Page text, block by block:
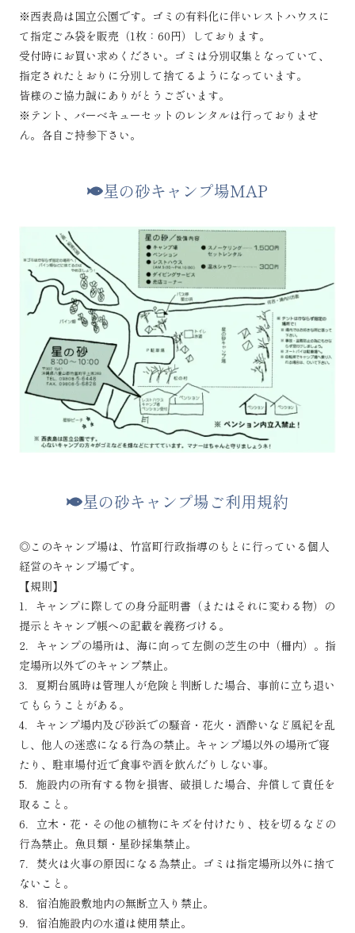
※西表島は国立公園です。ゴミの有料化に伴いレストハウスに
て指定ごみ袋を販売（1枚：60円）しております。
受付時にお買い求めください。ゴミは分別収集となっていて、
指定されたとおりに分別して捨てるようになっています。
皆様のご協力誠にありがとうございます。
※テント、バーベキューセットのレンタルは行っておりませ
ん。各自ご持参下さい。
星の砂キャンプ場MAP
星の砂キャンプ場ご利用規約
◎このキャンプ場は、竹富町行政指導のもとに行っている個人
経営のキャンプ場です。
【規則】
1．キャンプに際しての身分証明書（またはそれに変わる物）の
提示とキャンプ帳への記載を義務づける。
2．キャンプの場所は、海に向って左側の芝生の中（柵内）。指
定場所以外でのキャンプ禁止。
3．夏期台風時は管理人が危険と判断した場合、事前に立ち退い
てもらうことがある。
4．キャンプ場内及び砂浜での騒音・花火・酒酔いなど風紀を乱
し、他人の迷惑になる行為の禁止。キャンプ場以外の場所で寝
たり、駐車場付近で食事や酒を飲んだりしない事。
5．施設内の所有する物を損害、破損した場合、弁償して責任を
取ること。
6．立木・花・その他の植物にキズを付けたり、枝を切るなどの
行為禁止。魚貝類・星砂採集禁止。
7．焚火は火事の原因になる為禁止。ゴミは指定場所以外に捨て
ないこと。
8．宿泊施設敷地内の無断立入り禁止。
9．宿泊施設内の水道は使用禁止。